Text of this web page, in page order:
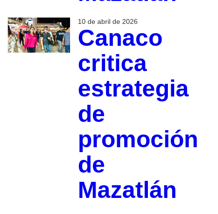
10 de abril de 2026
Canaco
critica
estrategia
de
promoción
de
Mazatlán